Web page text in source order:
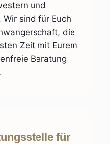
und
Wir sind für Euch
die
Zeit mit Eurem
Beratung
für